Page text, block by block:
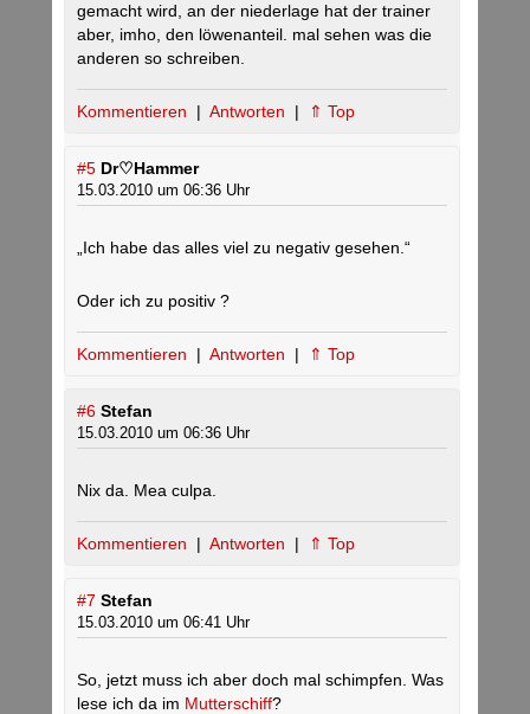
gemacht wird, an der niederlage hat der trainer
aber, imho, den löwenanteil. mal sehen was die
anderen so schreiben.
Kommentieren | Antworten | ⇑ Top
#5 Dr♡Hammer
15.03.2010 um 06:36 Uhr
„Ich habe das alles viel zu negativ gesehen.“
Oder ich zu positiv ?
Kommentieren | Antworten | ⇑ Top
#6 Stefan
15.03.2010 um 06:36 Uhr
Nix da. Mea culpa.
Kommentieren | Antworten | ⇑ Top
#7 Stefan
15.03.2010 um 06:41 Uhr
So, jetzt muss ich aber doch mal schimpfen. Was
lese ich da im Mutterschiff?